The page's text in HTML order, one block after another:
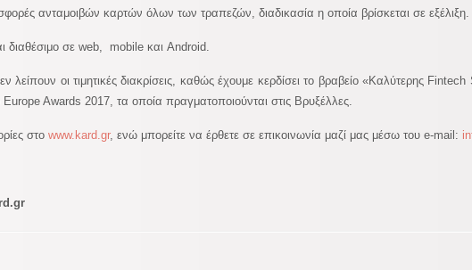
ανταμοιβών καρτών όλων των τραπεζών, διαδικασία η οποία βρίσκεται σε εξέλιξη.
διαθέσιμο σε web, mobile και Android.
λείπουν οι τιμητικές διακρίσεις, καθώς έχουμε κερδίσει το βραβείο «Καλύτερης
Awards 2017, τα οποία πραγματοποιούνται στις Βρυξέλλες.
στο www.kard.gr, ενώ μπορείτε να έρθετε σε επικοινωνία μαζί μας μέσω του e-mail: